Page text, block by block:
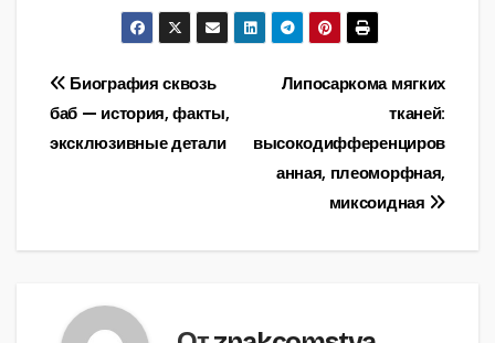
Навигация
по
Липосаркома мягких
тканей:
высокодифференциров
анная, плеоморфная,
миксоидная
Биография сквозь
баб — история, факты,
эксклюзивные детали